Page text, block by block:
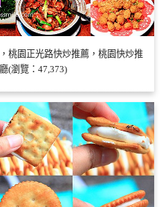
桃園正光路快炒推薦，桃園快炒推
(瀏覽：47,373)